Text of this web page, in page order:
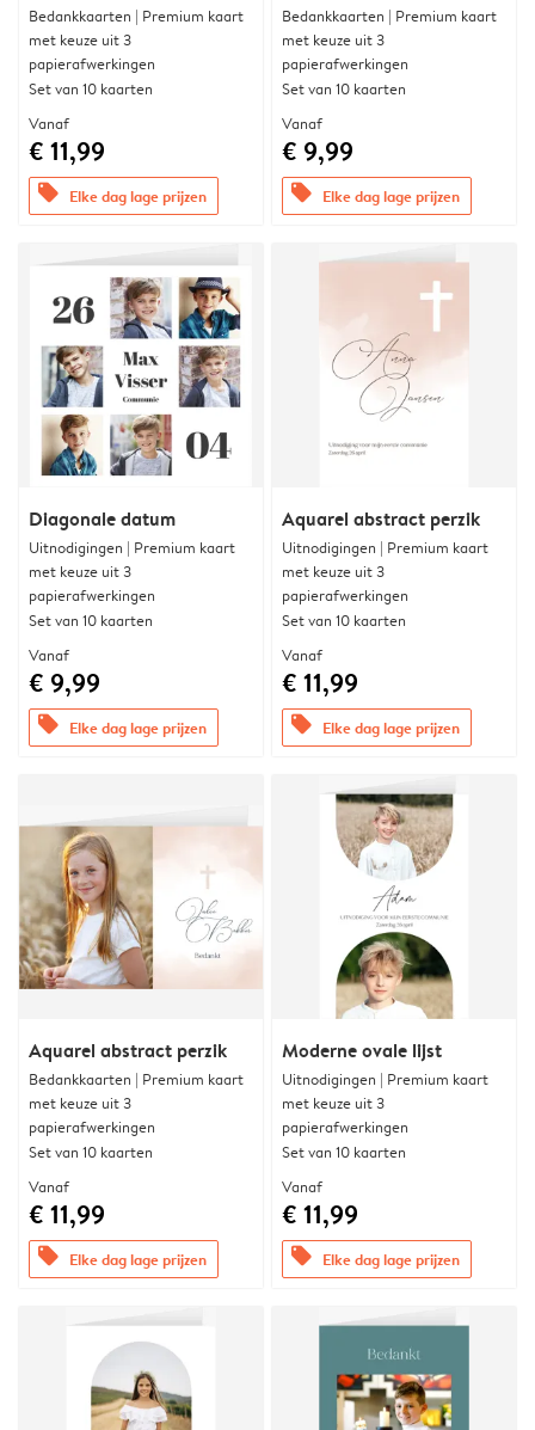
Bedankkaarten | Premium kaart
met keuze uit 3
papierafwerkingen
Set van 10 kaarten
Vanaf
€ 11,99
offers Elke dag lage prijzen
Bedankkaarten | Premium kaart
met keuze uit 3
papierafwerkingen
Set van 10 kaarten
Vanaf
€ 9,99
offers Elke dag lage prijzen
Diagonale datum
Uitnodigingen | Premium kaart
met keuze uit 3
papierafwerkingen
Set van 10 kaarten
Vanaf
€ 9,99
offers Elke dag lage prijzen
Aquarel abstract perzik
Uitnodigingen | Premium kaart
met keuze uit 3
papierafwerkingen
Set van 10 kaarten
Vanaf
€ 11,99
offers Elke dag lage prijzen
Aquarel abstract perzik
Bedankkaarten | Premium kaart
met keuze uit 3
papierafwerkingen
Set van 10 kaarten
Vanaf
€ 11,99
offers Elke dag lage prijzen
Moderne ovale lijst
Uitnodigingen | Premium kaart
met keuze uit 3
papierafwerkingen
Set van 10 kaarten
Vanaf
€ 11,99
offers Elke dag lage prijzen